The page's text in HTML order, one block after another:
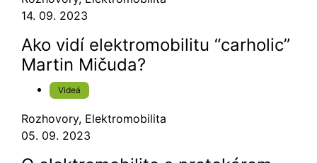
14. 09. 2023
Ako vidí elektromobilitu “carholic”
Martin Mičuda?
Videá
Rozhovory, Elektromobilita
05. 09. 2023